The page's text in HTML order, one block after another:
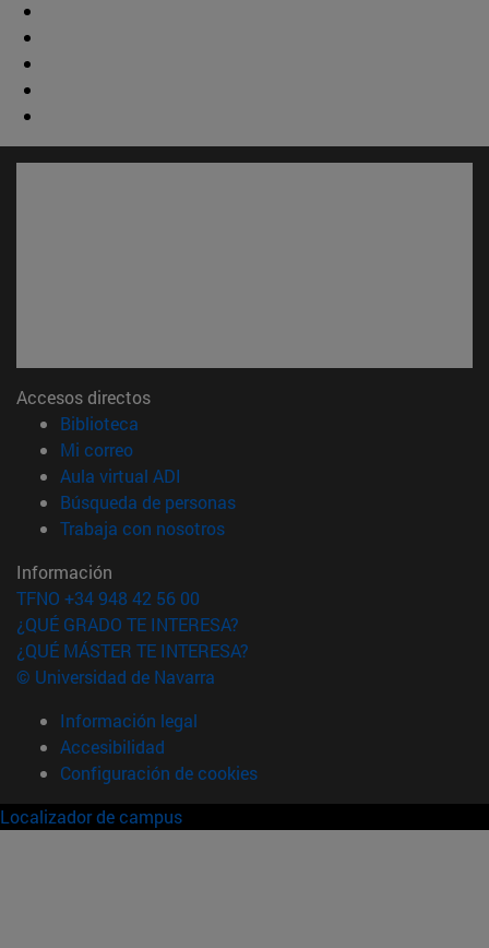
Accesos directos
Biblioteca
Mi correo(abre en nueva ventana)
Aula virtual ADI
Búsqueda de personas(abre en nueva ventana)
Trabaja con nosotros(abre en nueva ventana)
Información
TFNO +34 948 42 56 00
¿QUÉ GRADO TE INTERESA?
¿QUÉ MÁSTER TE INTERESA?
© Universidad de Navarra
Información legal
Accesibilidad
Configuración de cookies
Localizador de campus